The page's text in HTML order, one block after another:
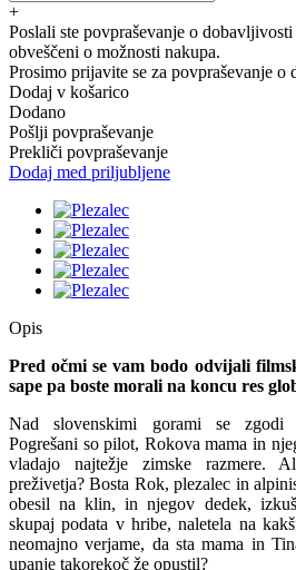
+
Poslali ste povpraševanje o
obveščeni o možnosti nakupa.
Prosimo prijavite se za povpraševanje o
Dodaj v košarico
Dodano
Pošlji povpraševanje
Prekliči povpraševanje
Dodaj med priljubljene
Opis
Pred očmi se vam bodo odvijali
sape pa boste morali na koncu res
Nad slovenskimi gorami se zgodi
Pogrešani so pilot, Rokova mama in
vladajo najtežje zimske razmere.
preživetja? Bosta Rok, plezalec in
obesil na klin, in njegov dedek,
skupaj podata v hribe, naletela na
neomajno verjame, da sta mama in
upanje takorekoč že opustil?